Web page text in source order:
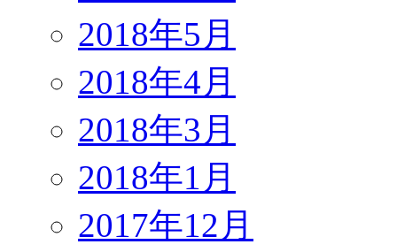
2018年5月
2018年4月
2018年3月
2018年1月
2017年12月